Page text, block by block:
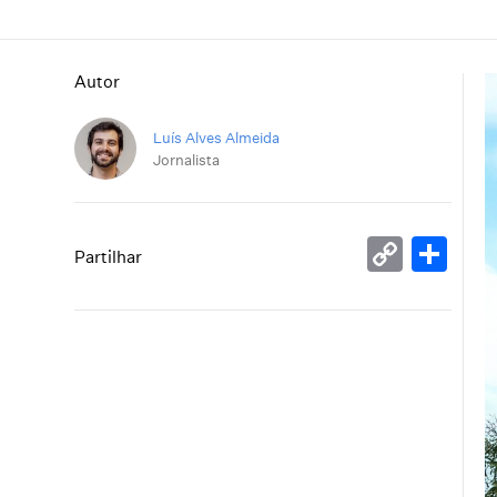
Autor
Luís Alves Almeida
Jornalista
Partilhar
Copy